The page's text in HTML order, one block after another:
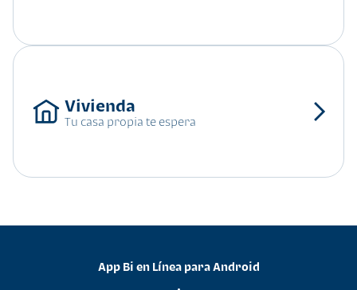
Tu casa propia te espera
App Bi en Línea para Android